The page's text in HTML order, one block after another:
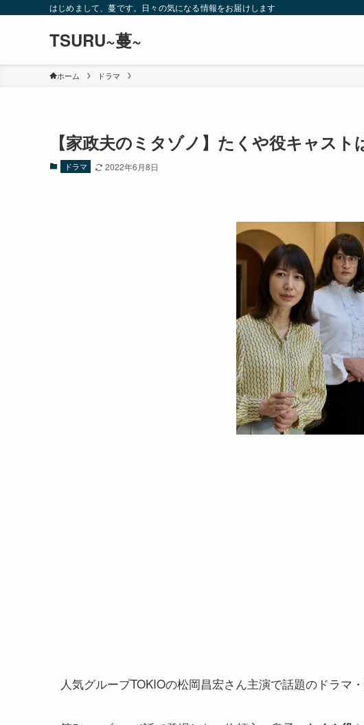
はじめまして、蔓です。日々の気になる情報をお届けします
TSURU~蔓~
ホーム ドラマ
【家政夫のミタゾノ】たくや役キャス
ドラマ 2022年6月8日
人気グループTOKIOの松岡昌宏さん主演で話題のドラマ・